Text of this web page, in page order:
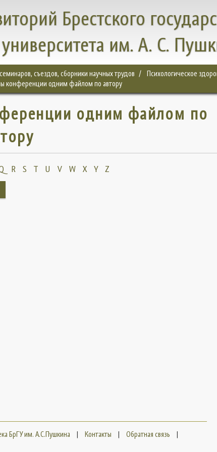
Брестского
университета им. А. С.
съездов, сборники научных трудов
Психологическое
конференции одним файлом по автору
одним файлом по
R S T U V W X Y Z
БрГУ им. А.С.Пушкина | Контакты | Обратная связь
|